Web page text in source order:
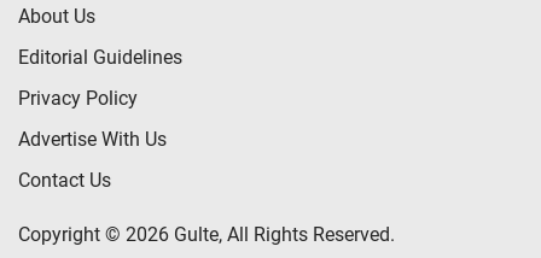
About Us
Editorial Guidelines
Privacy Policy
Advertise With Us
Contact Us
Copyright © 2026 Gulte, All Rights Reserved.